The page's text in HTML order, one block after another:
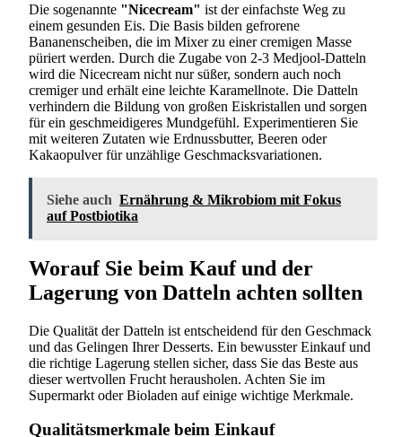
Die sogenannte "Nicecream" ist der einfachste Weg zu
einem gesunden Eis. Die Basis bilden gefrorene
Bananenscheiben, die im Mixer zu einer cremigen Masse
püriert werden. Durch die Zugabe von 2-3 Medjool-Datteln
wird die Nicecream nicht nur süßer, sondern auch noch
cremiger und erhält eine leichte Karamellnote. Die Datteln
verhindern die Bildung von großen Eiskristallen und sorgen
für ein geschmeidigeres Mundgefühl. Experimentieren Sie
mit weiteren Zutaten wie Erdnussbutter, Beeren oder
Kakaopulver für unzählige Geschmacksvariationen.
Siehe auch Ernährung & Mikrobiom mit Fokus
auf Postbiotika
Worauf Sie beim Kauf und der
Lagerung von Datteln achten sollten
Die Qualität der Datteln ist entscheidend für den Geschmack
und das Gelingen Ihrer Desserts. Ein bewusster Einkauf und
die richtige Lagerung stellen sicher, dass Sie das Beste aus
dieser wertvollen Frucht herausholen. Achten Sie im
Supermarkt oder Bioladen auf einige wichtige Merkmale.
Qualitätsmerkmale beim Einkauf